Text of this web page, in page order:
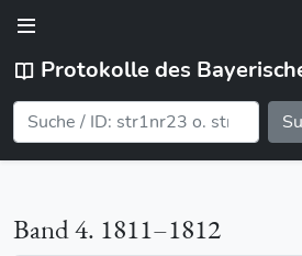
Protokolle des
Band 4. 1811–1812